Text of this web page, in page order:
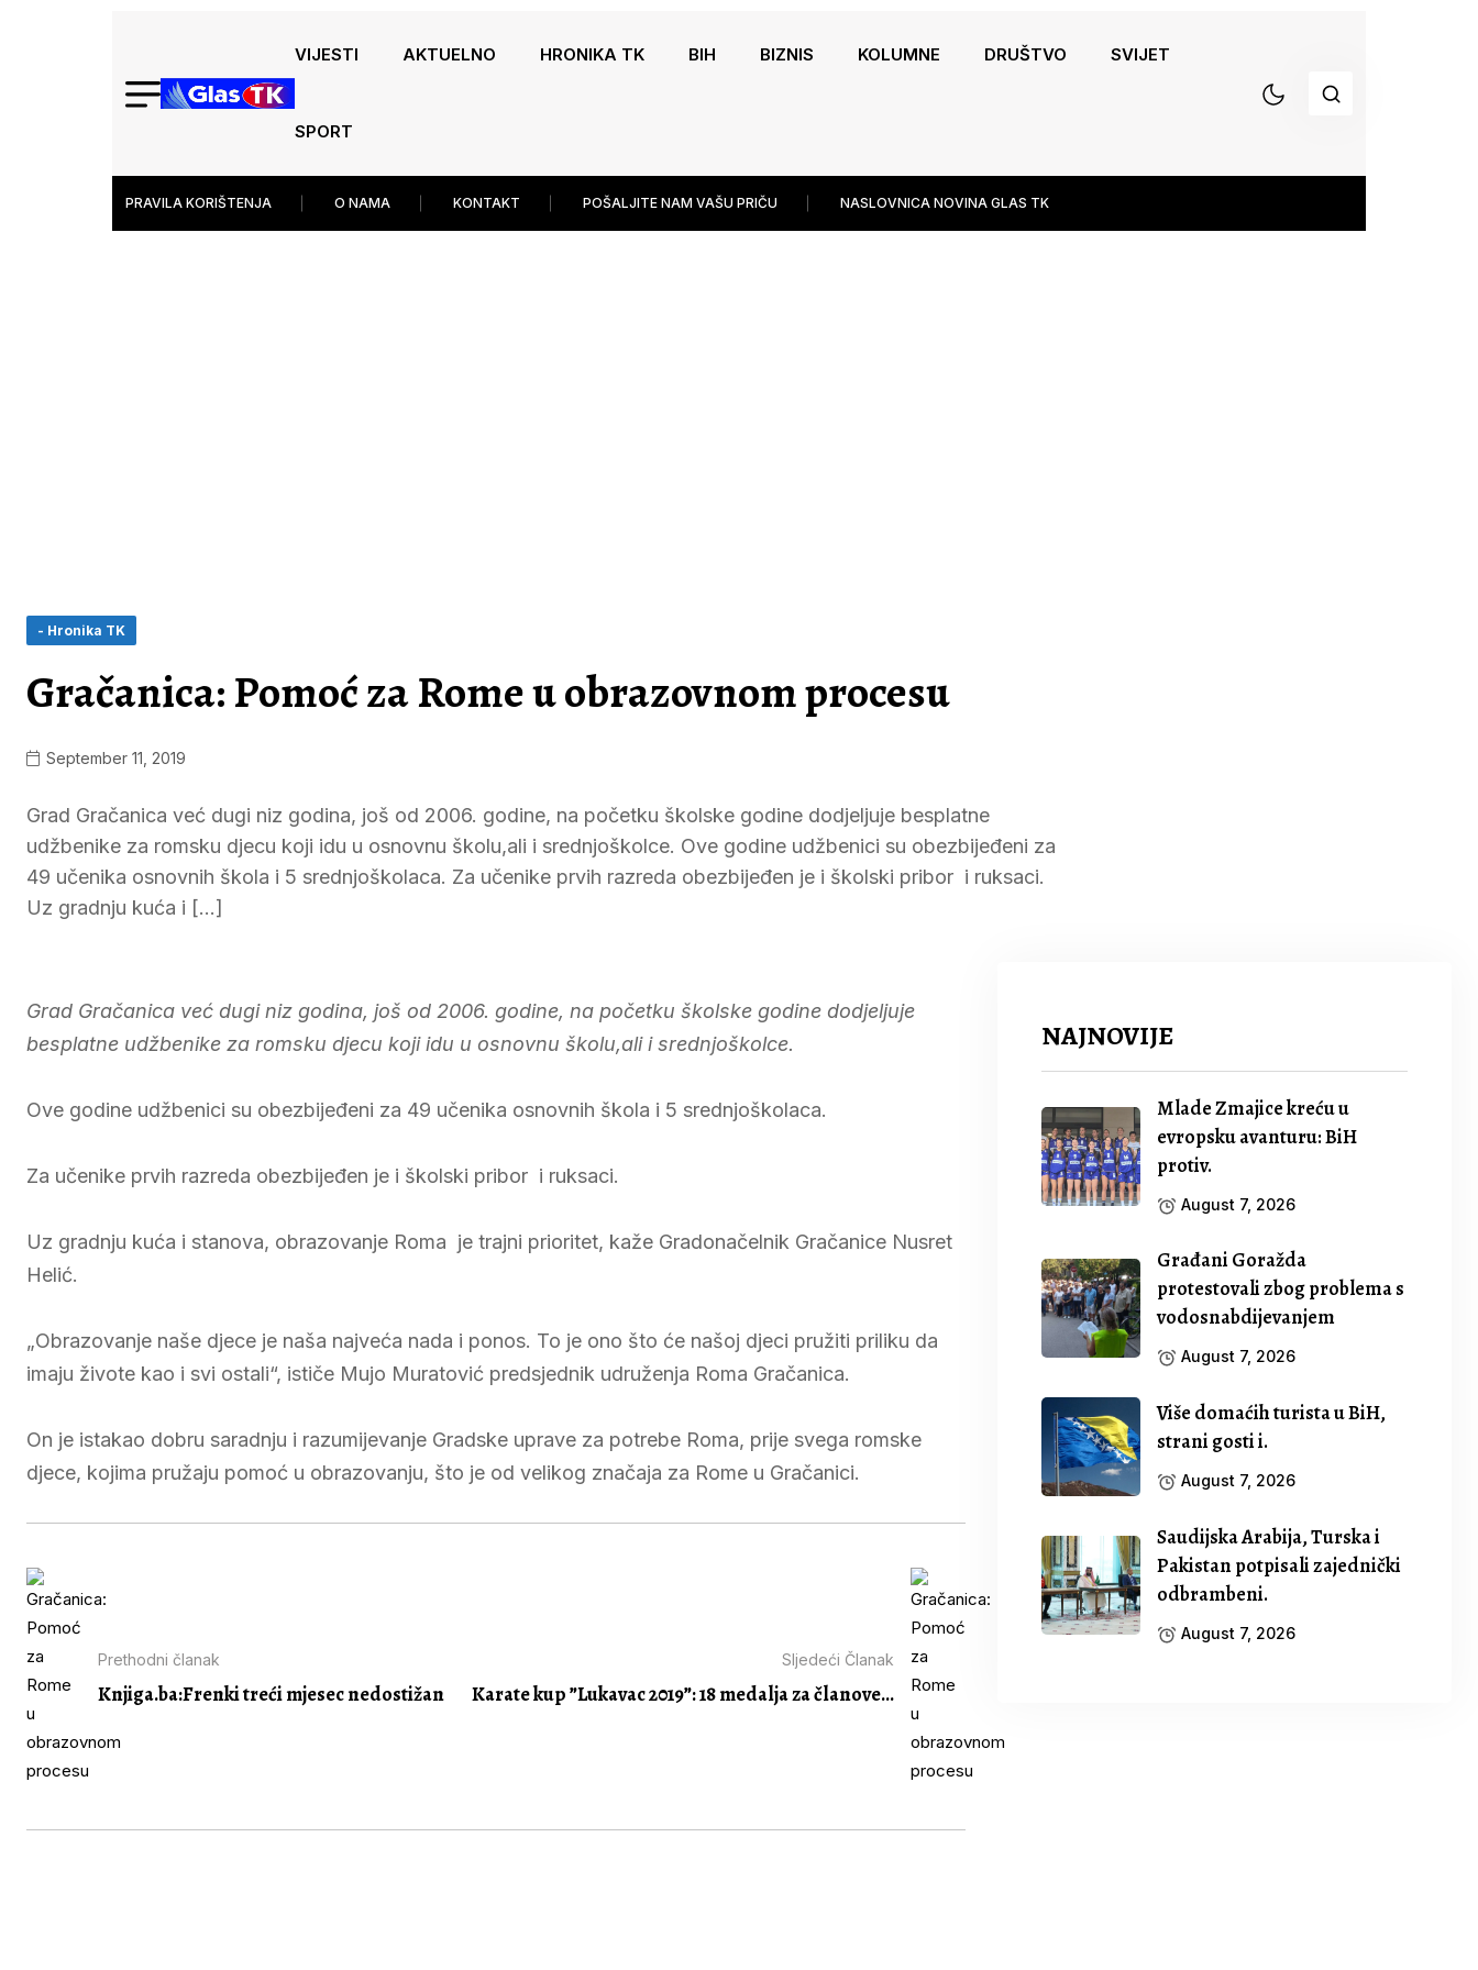
VIJESTI AKTUELNO HRONIKA TK BIH BIZNIS KOLUMNE DRUŠTVO SVIJET
SPORT
PRAVILA KORIŠTENJA O NAMA KONTAKT POŠALJITE NAM VAŠU PRIČU NASLOVNICA NOVINA GLAS TK
- Hronika TK
Gračanica: Pomoć za Rome u obrazovnom procesu
September 11, 2019
Grad Gračanica već dugi niz godina, još od 2006. godine, na početku školske godine dodjeljuje besplatne
udžbenike za romsku djecu koji idu u osnovnu školu,ali i srednjoškolce. Ove godine udžbenici su obezbijeđeni za
49 učenika osnovnih škola i 5 srednjoškolaca. Za učenike prvih razreda obezbijeđen je i školski pribor i ruksaci.
Uz gradnju kuća i […]
Grad Gračanica već dugi niz godina, još od 2006. godine, na početku školske godine dodjeljuje
besplatne udžbenike za romsku djecu koji idu u osnovnu školu,ali i srednjoškolce.
Ove godine udžbenici su obezbijeđeni za 49 učenika osnovnih škola i 5 srednjoškolaca.
Za učenike prvih razreda obezbijeđen je i školski pribor i ruksaci.
Uz gradnju kuća i stanova, obrazovanje Roma je trajni prioritet, kaže Gradonačelnik Gračanice Nusret
Helić.
„Obrazovanje naše djece je naša najveća nada i ponos. To je ono što će našoj djeci pružiti priliku da
imaju živote kao i svi ostali“, ističe Mujo Muratović predsjednik udruženja Roma Gračanica.
On je istakao dobru saradnju i razumijevanje Gradske uprave za potrebe Roma, prije svega romske
djece, kojima pružaju pomoć u obrazovanju, što je od velikog značaja za Rome u Gračanici.
Prethodni članak
Knjiga.ba:Frenki treći mjesec nedostižan
Sljedeći Članak
Karate kup ”Lukavac 2019”: 18 medalja za članove...
NAJNOVIJE
Mlade Zmajice kreću u
evropsku avanturu: BiH
protiv.
August 7, 2026
Građani Goražda
protestovali zbog problema s
vodosnabdijevanjem
August 7, 2026
Više domaćih turista u BiH,
strani gosti i.
August 7, 2026
Saudijska Arabija, Turska i
Pakistan potpisali zajednički
odbrambeni.
August 7, 2026